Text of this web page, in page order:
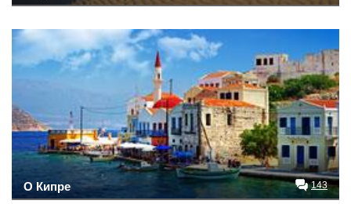
О Кипре 143